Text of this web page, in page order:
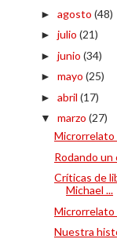
► agosto (48)
► julio (21)
► junio (34)
► mayo (25)
► abril (17)
▼ marzo (27)
Microrrelato
Rodando
Críticas de
Michael ...
Microrrelato
Nuestra